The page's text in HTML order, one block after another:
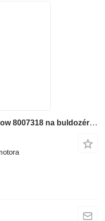
Iný náhradný diel motora Elbow 8007318 na buldozéra Liebherr PR752